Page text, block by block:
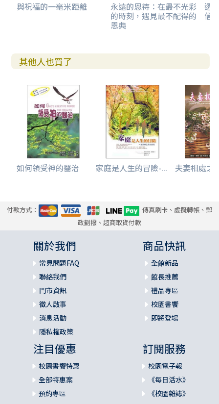
與祝福的一毫米距離 永遠的恩待：在最不光彩
的時刻，遇見最不配得的
恩典
透
信
其他人也買了
如何領受神的醫治 家庭是人生的冒險-... 夫妻相處之
付款方式：
傳真刷卡、虛擬轉帳、郵
政劃撥、超商取貨付款
關於我們
常見問題FAQ
聯絡我們
門市資訊
徵人啟事
消息活動
隱私權政策
商品快訊
全館新品
館長推薦
禮品專區
校園書饗
即將登場
注目優惠
校園書饗特惠
全部特惠案
預約專區
訂閱服務
校園電子報
《每日活水》
《校園雜誌》